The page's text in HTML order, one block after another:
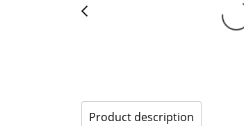
Product description